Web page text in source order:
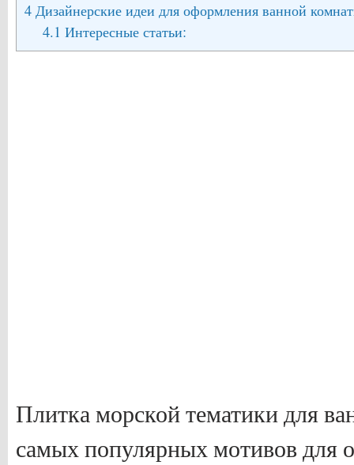
4 Дизайнерские идеи для оформления ванной
4.1 Интересные статьи:
Плитка морской тематики для
самых популярных мотивов для